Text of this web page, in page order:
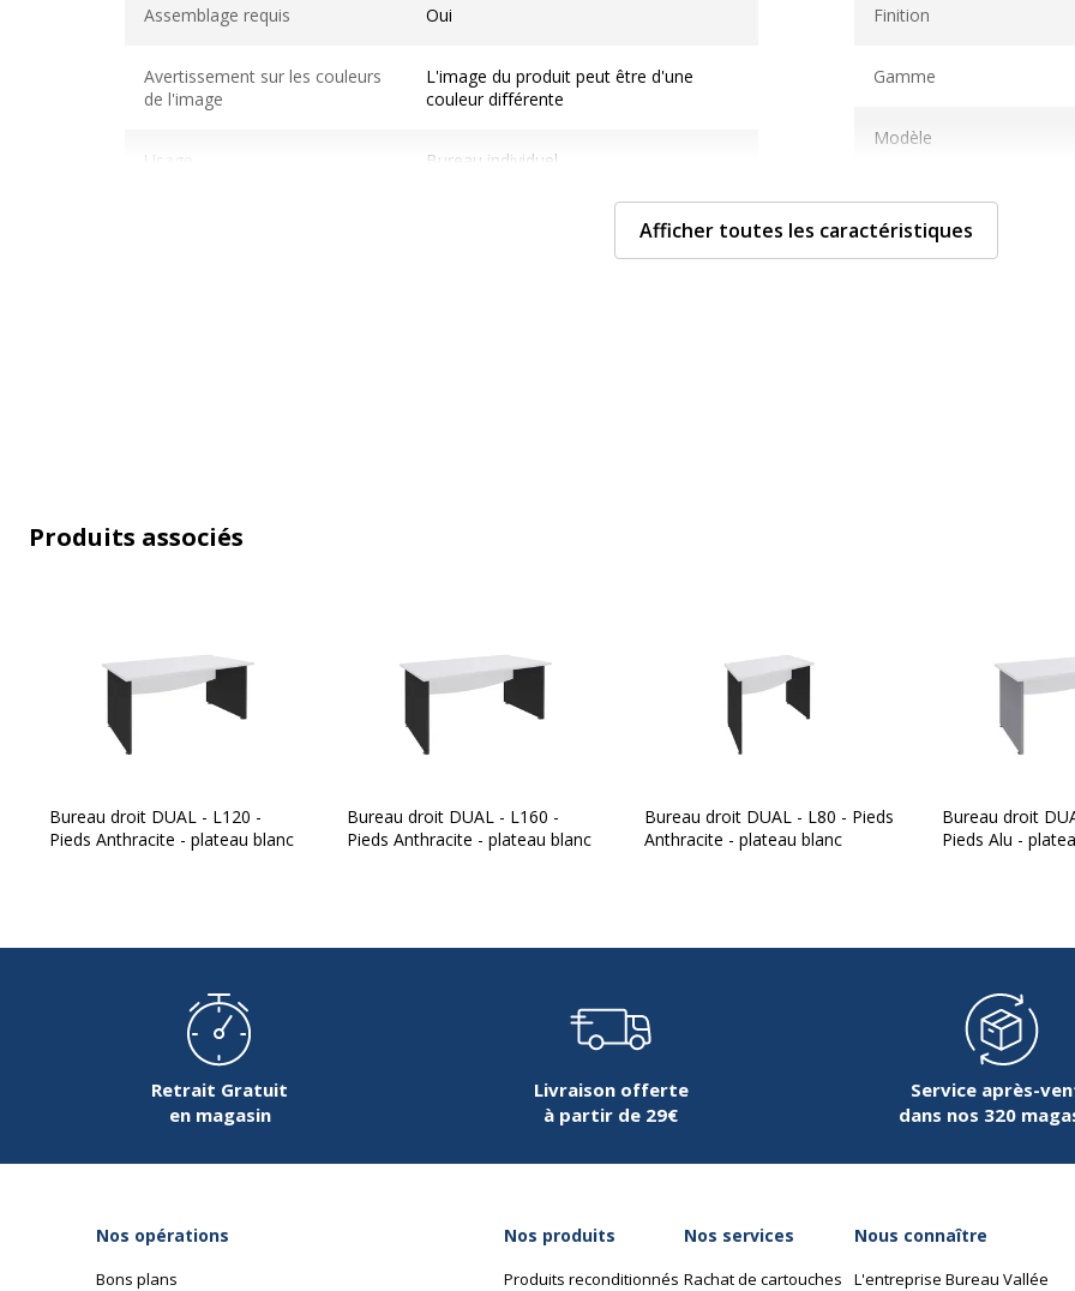
Assemblage requis Oui
Avertissement sur les couleurs
de l'image
L'image du produit peut être d'une
couleur différente
Usage Bureau individuel
Finition
Gamme
Modèle
Type de produit
Type de bureau
Données d'identification
Données d'identification
Marque Burocean
Caractéristiques de base
Caractéristiques de
Nature de la finition
Afficher toutes les caractéristiques
Produits associés
Bureau droit DUAL - L120 -
Pieds Anthracite - plateau blanc
Bureau droit DUAL - L160 -
Pieds Anthracite - plateau blanc
Bureau droit DUAL - L80 - Pieds
Anthracite - plateau blanc
Bureau droit
Pieds Alu -
Retrait Gratuit
en magasin
Livraison offerte
à partir de 29€
Service après-
dans nos 320
Nos opérations
Bons plans
Nos produits
Produits reconditionnés
Nos services
Rachat de cartouches
Nous connaître
L'entreprise Bureau Vallée